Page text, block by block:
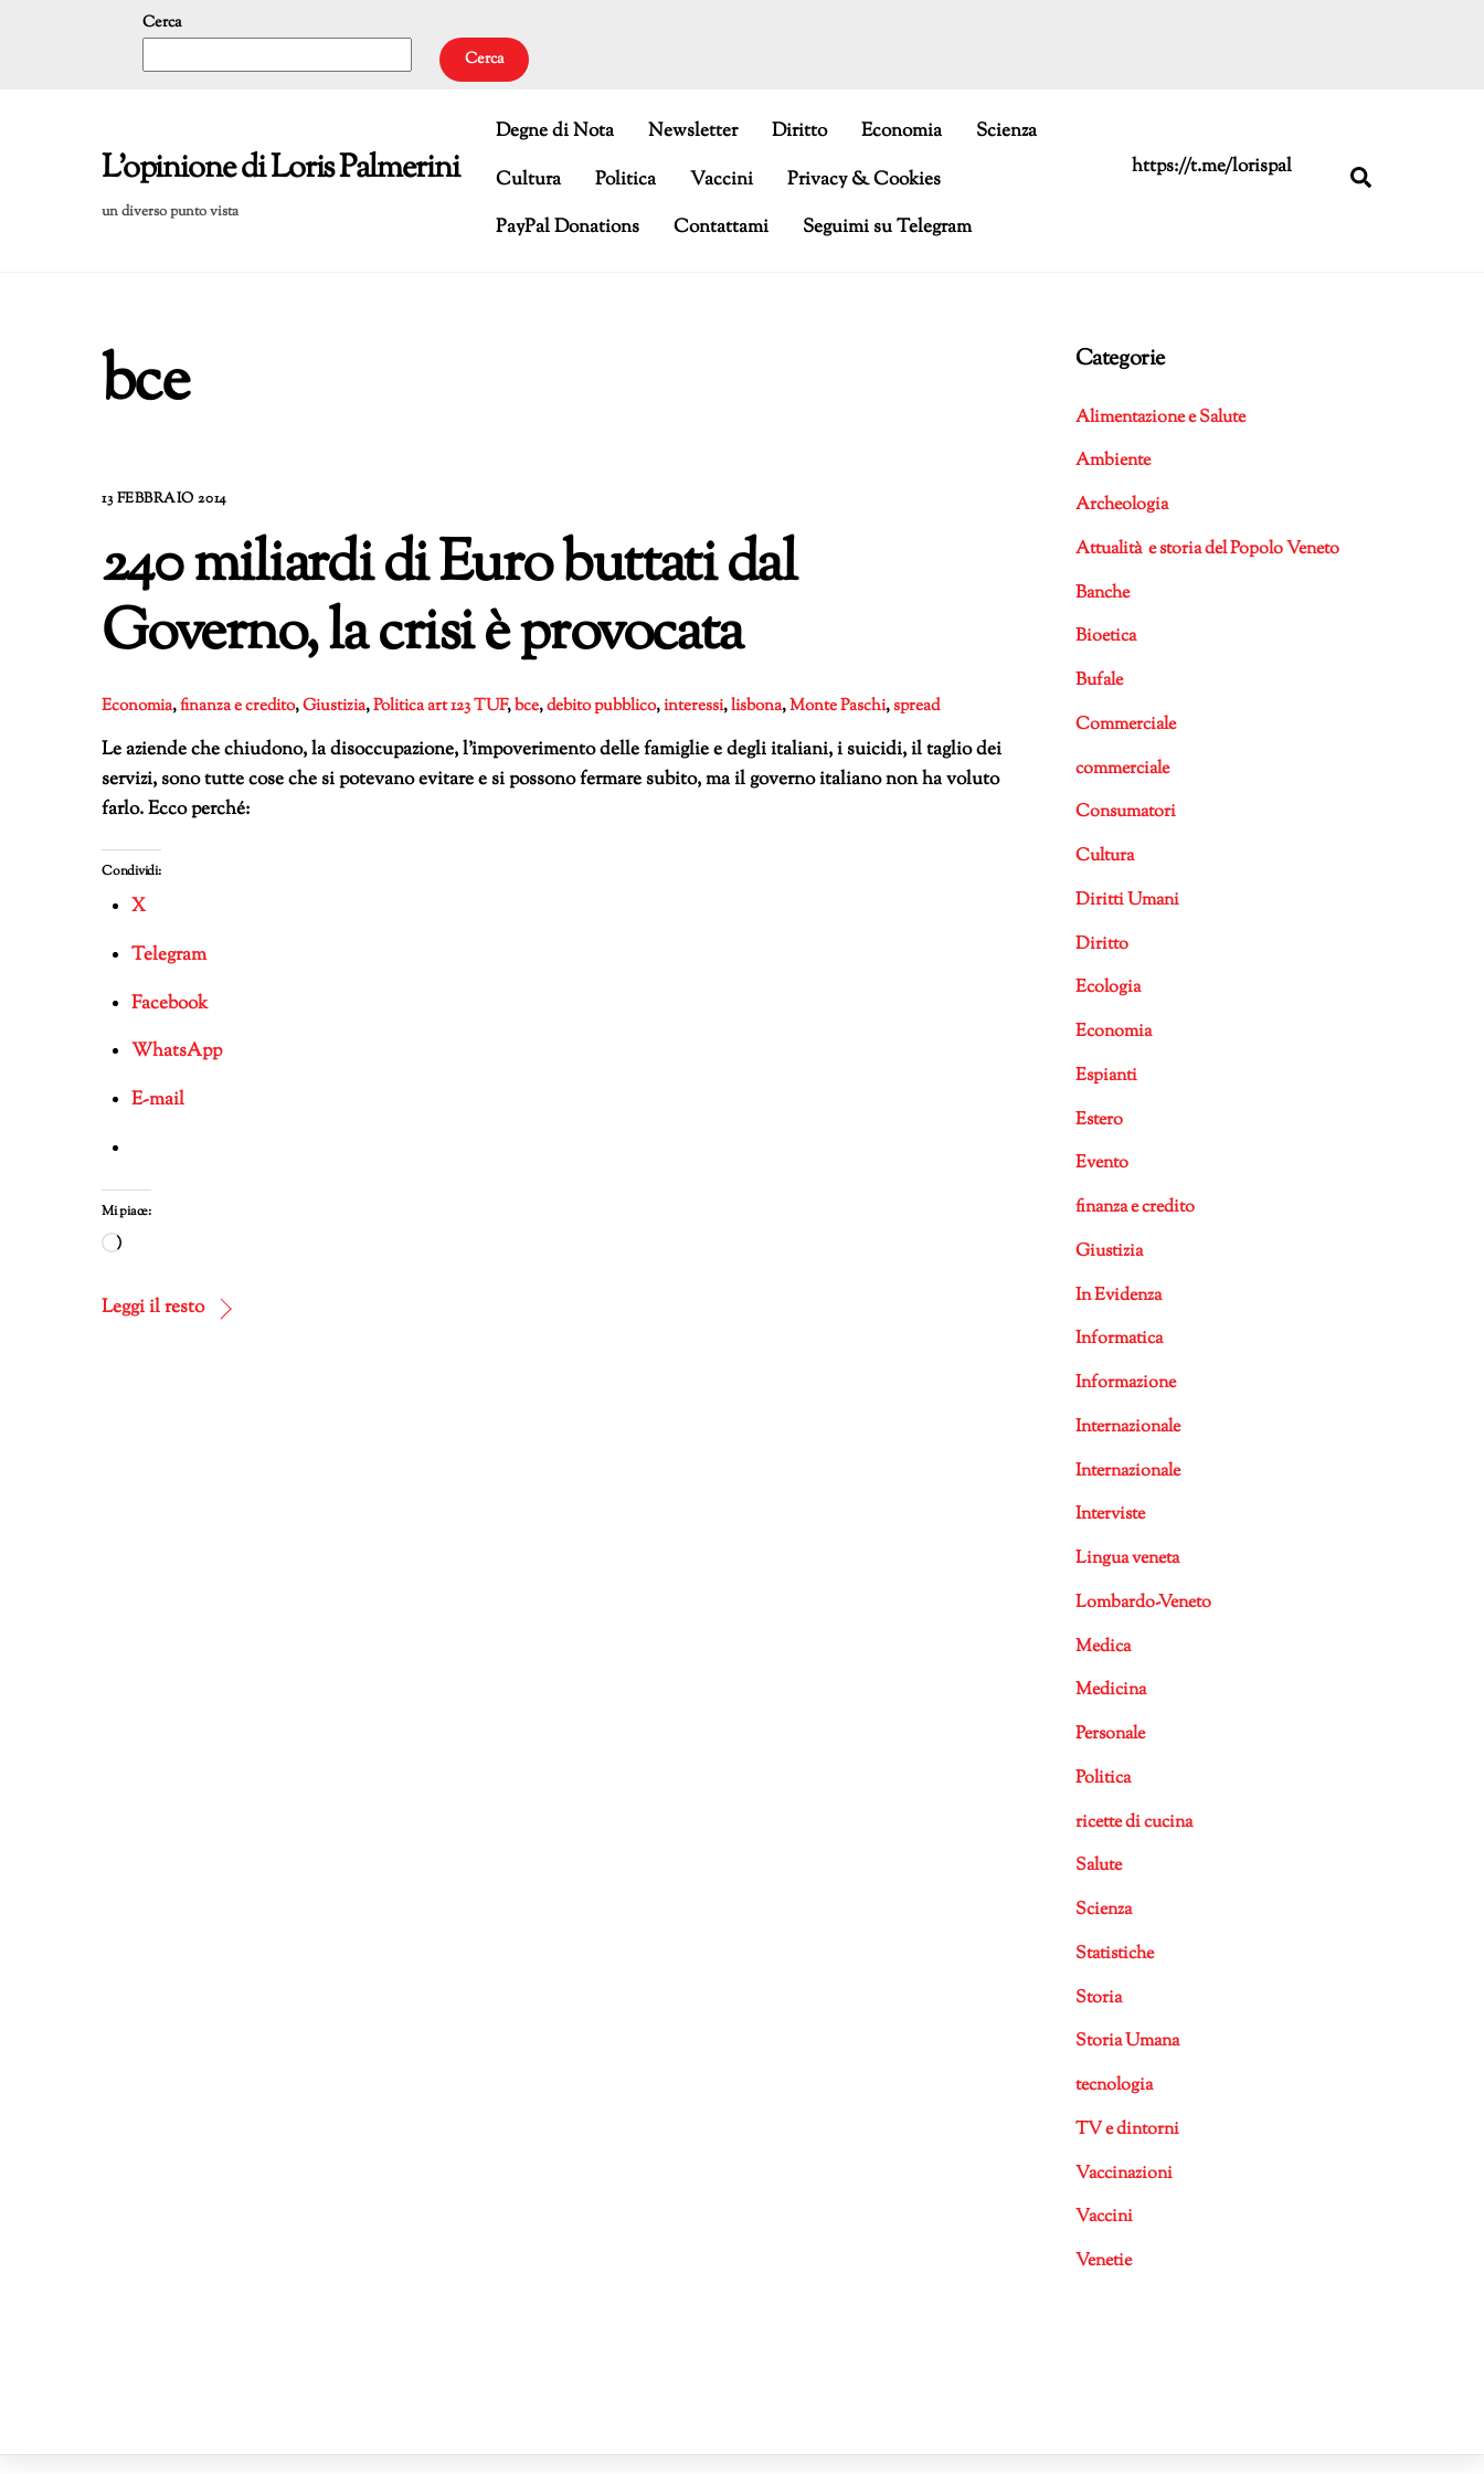
Cerca
Cerca
L'opinione di Loris Palmerini
un diverso punto vista
https://t.me/lorispal
Degne di Nota Newsletter Diritto Economia
Scienza
Cultura
Politica Vaccini
Privacy & Cookies
PayPal Donations
Contattami Seguimi su Telegram
bce
13 FEBBRAIO 2014
240 miliardi di Euro buttati dal
Governo, la crisi è provocata
Economia,finanza e credito,Giustizia,Politicaart 123 TUF,bce,debito pubblico,interessi,lisbona,Monte Paschi,spread
Le aziende che chiudono, la disoccupazione, l’impoverimento delle famiglie e degli italiani, i suicidi, il taglio dei
servizi, sono tutte cose che si potevano evitare e si possono fermare subito, ma il governo italiano non ha voluto
farlo. Ecco perché:
Condividi:
X
Telegram
Facebook
WhatsApp
E-mail
Mi piace:
Caricamento
corso…
Leggi il resto
Categorie
Alimentazione e Salute
Ambiente
Archeologia
Attualità e storia del Popolo Veneto
Banche
Bioetica
Bufale
Commerciale
commerciale
Consumatori
Cultura
Diritti Umani
Diritto
Ecologia
Economia
Espianti
Estero
Evento
finanza e credito
Giustizia
In Evidenza
Informatica
Informazione
Internazionale
Internazionale
Interviste
Lingua veneta
Lombardo-Veneto
Medica
Medicina
Personale
Politica
ricette di cucina
Salute
Scienza
Statistiche
Storia
Storia Umana
tecnologia
TV e dintorni
Vaccinazioni
Vaccini
Venetie